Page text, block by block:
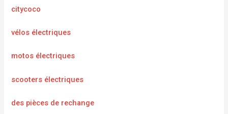
citycoco
vélos électriques
motos électriques
scooters électriques
des pièces de rechange